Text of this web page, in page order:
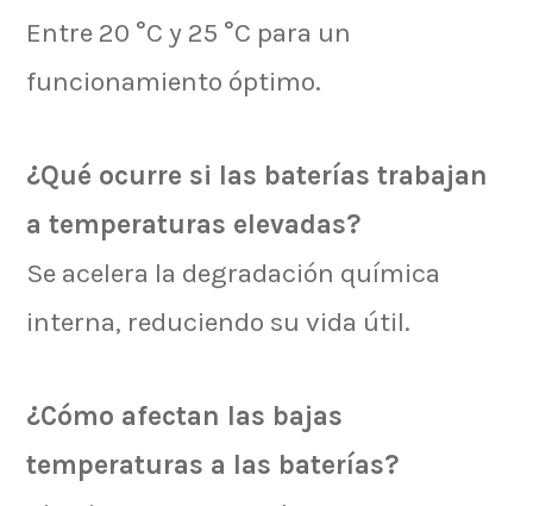
Entre 20 °C y 25 °C para un
funcionamiento óptimo.
¿Qué ocurre si las baterías trabajan
a temperaturas elevadas?
Se acelera la degradación química
interna, reduciendo su vida útil.
¿Cómo afectan las bajas
temperaturas a las baterías?